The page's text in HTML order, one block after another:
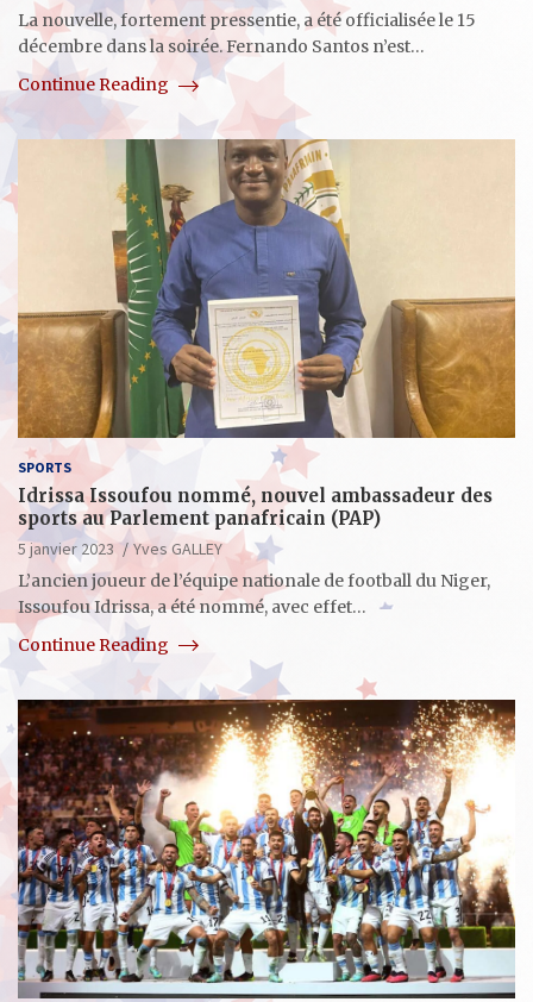
La nouvelle, fortement pressentie, a été officialisée le 15
décembre dans la soirée. Fernando Santos n’est…
Continue Reading
SPORTS
Idrissa Issoufou nommé, nouvel ambassadeur des
sports au Parlement panafricain (PAP)
5 janvier 2023
Yves GALLEY
L’ancien joueur de l’équipe nationale de football du Niger,
Issoufou Idrissa, a été nommé, avec effet…
Continue Reading